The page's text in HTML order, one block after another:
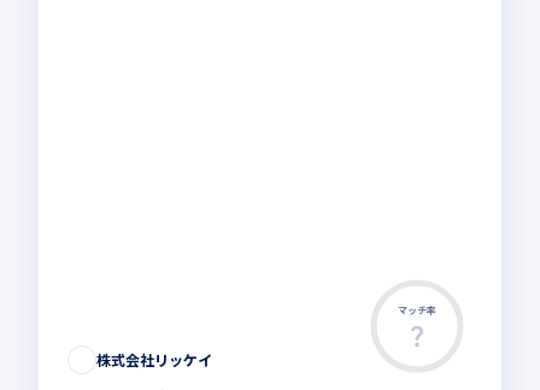
マッチ率
株式会社リッケイ